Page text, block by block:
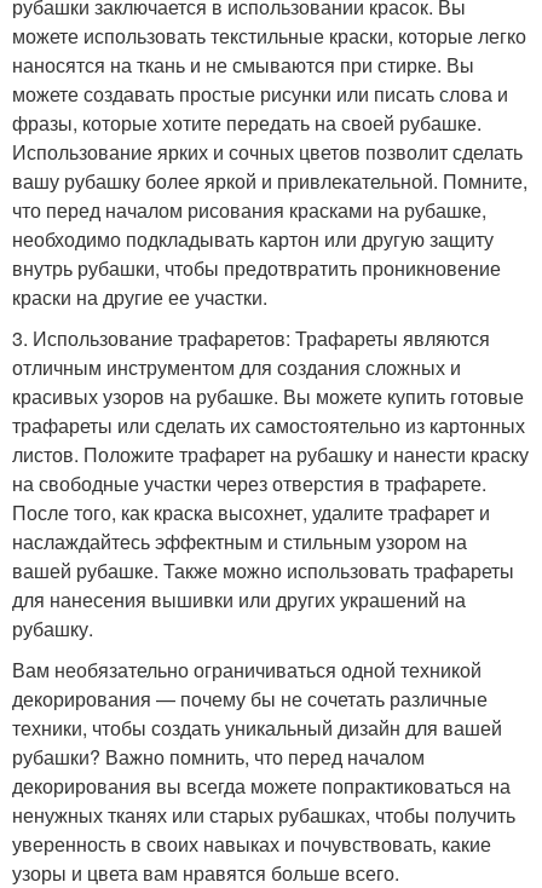
рубашки заключается в использовании красок. Вы
можете использовать текстильные краски, которые легко
наносятся на ткань и не смываются при стирке. Вы
можете создавать простые рисунки или писать слова и
фразы, которые хотите передать на своей рубашке.
Использование ярких и сочных цветов позволит сделать
вашу рубашку более яркой и привлекательной. Помните,
что перед началом рисования красками на рубашке,
необходимо подкладывать картон или другую защиту
внутрь рубашки, чтобы предотвратить проникновение
краски на другие ее участки.
3. Использование трафаретов: Трафареты являются
отличным инструментом для создания сложных и
красивых узоров на рубашке. Вы можете купить готовые
трафареты или сделать их самостоятельно из картонных
листов. Положите трафарет на рубашку и нанести краску
на свободные участки через отверстия в трафарете.
После того, как краска высохнет, удалите трафарет и
наслаждайтесь эффектным и стильным узором на
вашей рубашке. Также можно использовать трафареты
для нанесения вышивки или других украшений на
рубашку.
Вам необязательно ограничиваться одной техникой
декорирования — почему бы не сочетать различные
техники, чтобы создать уникальный дизайн для вашей
рубашки? Важно помнить, что перед началом
декорирования вы всегда можете попрактиковаться на
ненужных тканях или старых рубашках, чтобы получить
уверенность в своих навыках и почувствовать, какие
узоры и цвета вам нравятся больше всего.